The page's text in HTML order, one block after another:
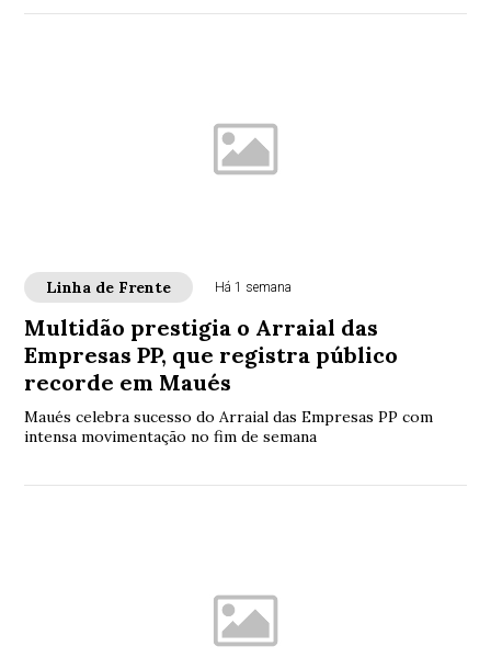
Linha de Frente Há 1 semana
Multidão prestigia o Arraial das
Empresas PP, que registra público
recorde em Maués
Maués celebra sucesso do Arraial das Empresas PP com
intensa movimentação no fim de semana